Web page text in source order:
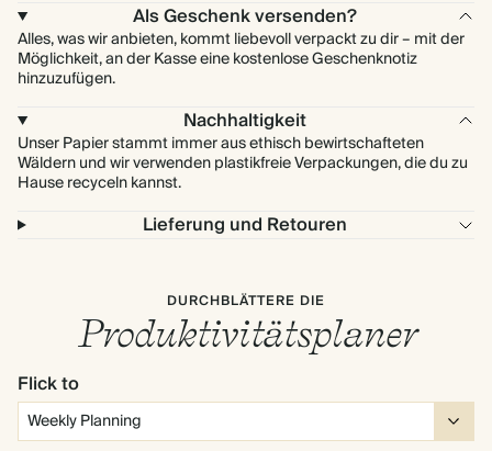
Als Geschenk versenden?
Alles, was wir anbieten, kommt liebevoll verpackt zu dir – mit der
Möglichkeit, an der Kasse eine kostenlose Geschenknotiz
hinzuzufügen.
Nachhaltigkeit
Unser Papier stammt immer aus ethisch bewirtschafteten
Wäldern und wir verwenden plastikfreie Verpackungen, die du zu
Hause recyceln kannst.
Lieferung und Retouren
DURCHBLÄTTERE DIE
Produktivitätsplaner
Flick to